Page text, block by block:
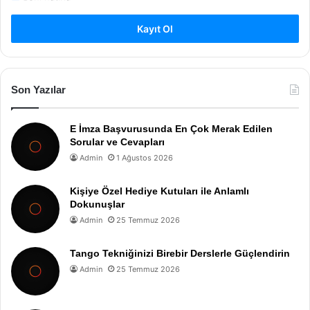
Kayıt Ol
Son Yazılar
E İmza Başvurusunda En Çok Merak Edilen
Sorular ve Cevapları
Admin 1 Ağustos 2026
Kişiye Özel Hediye Kutuları ile Anlamlı
Dokunuşlar
Admin 25 Temmuz 2026
Tango Tekniğinizi Birebir Derslerle Güçlendirin
Admin 25 Temmuz 2026